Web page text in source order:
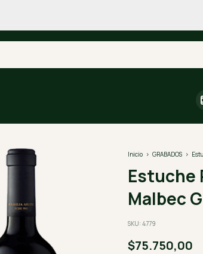
PAYPAL. ENVÍOS GARANTIZADOS A TODA
Inicio > GRABADOS >
Estuche
Malbec
SKU: 4779
$75.750,00